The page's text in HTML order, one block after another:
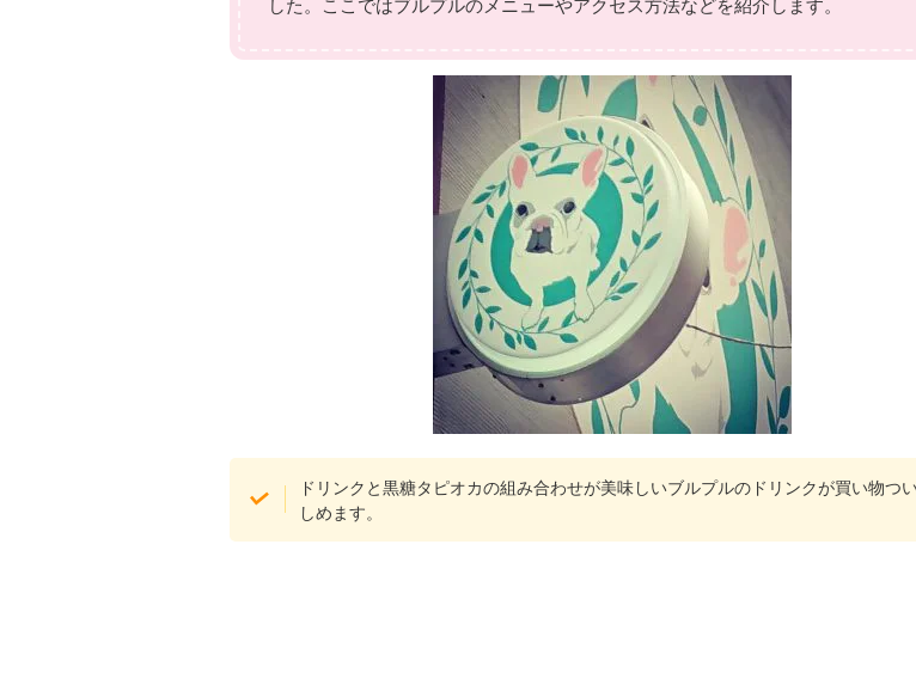
した。ここではブルプルのメニューやアクセス方法などを紹介します。
ドリンクと黒糖タピオカの組み合わせが美味しいブルプルのドリンクが買い物つ
しめます。